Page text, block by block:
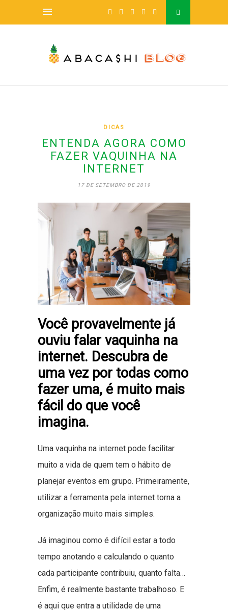
DICAS
ENTENDA AGORA COMO
FAZER VAQUINHA NA
INTERNET
17 DE SETEMBRO DE 2019
Você provavelmente já
ouviu falar vaquinha na
internet. Descubra de
uma vez por todas como
fazer uma, é muito mais
fácil do que você
imagina.
Uma vaquinha na internet pode facilitar
muito a vida de quem tem o hábito de
planejar eventos em grupo. Primeiramente,
utilizar a ferramenta pela internet torna a
organização muito mais simples.
Já imaginou como é difícil estar a todo
tempo anotando e calculando o quanto
cada participante contribuiu, quanto falta…
Enfim, é realmente bastante trabalhoso. E
é aqui que entra a utilidade de uma